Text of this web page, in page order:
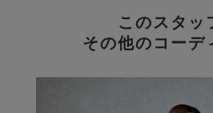
このスタッ
その他のコーデ